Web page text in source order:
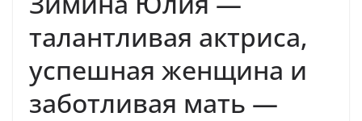
талантливая актриса,
успешная женщина и
заботливая мать —